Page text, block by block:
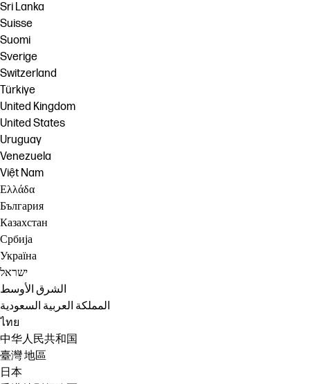
Sri Lanka
Suisse
Suomi
Sverige
Switzerland
Türkiye
United Kingdom
United States
Uruguay
Venezuela
Việt Nam
Ελλάδα
България
Казахстан
Србија
Україна
ישראל
الشرق الأوسط
المملكة العربية السعودية
ไทย
中华人民共和国
臺灣 地區
日本